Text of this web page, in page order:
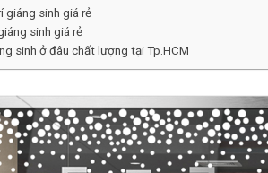
giáng sinh giá rẻ
sinh giá rẻ
sinh ở đâu chất lượng tại Tp.HCM